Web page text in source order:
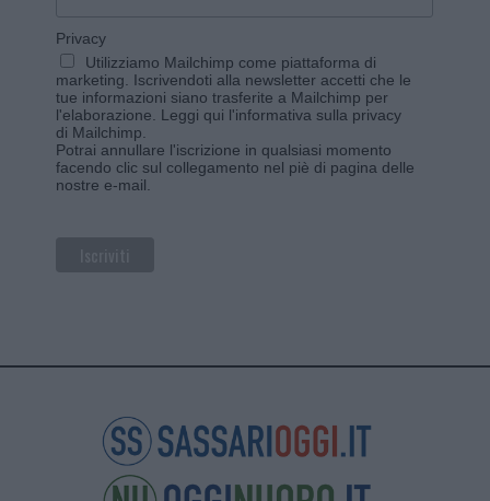
Privacy
Utilizziamo Mailchimp come piattaforma di
marketing. Iscrivendoti alla newsletter accetti che le
tue informazioni siano trasferite a Mailchimp per
l'elaborazione. Leggi qui l'informativa sulla privacy
di Mailchimp
Potrai annullare l'iscrizione in qualsiasi momento
facendo clic sul collegamento nel piè di pagina delle
nostre e-mail.